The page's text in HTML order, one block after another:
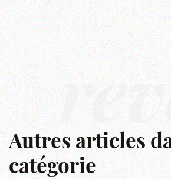
Autres articles
catégorie